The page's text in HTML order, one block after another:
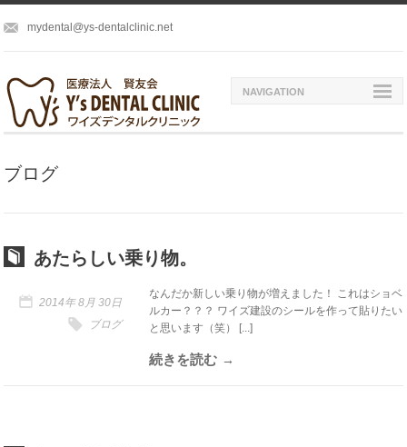
mydental@ys-dentalclinic.net
NAVIGATION
ブログ
あたらしい乗り物。
2014年 8月 30日
ブログ
なんだか新しい乗り物が増えました！ これはショベ
ルカー？？？ ワイズ建設のシールを作って貼りたい
と思います（笑） [...]
続きを読む